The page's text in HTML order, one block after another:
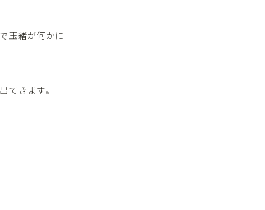
玉緒が何かに
きます。